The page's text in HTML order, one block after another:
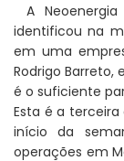
A
identificou na
em uma
Rodrigo Barreto,
é o suficiente
Esta é a
início da
operações em